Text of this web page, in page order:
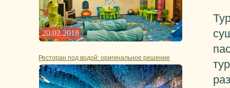
20.02.2018
Ресторан под водой: оригинальное решение